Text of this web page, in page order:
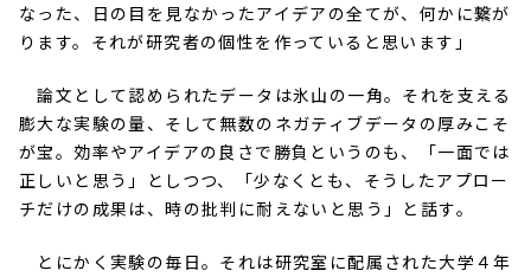
なった、日の目を見なかったアイデアの全てが、何かに繋が
ります。それが研究者の個性を作っていると思います」
論文として認められたデータは氷山の一角。それを支える
膨大な実験の量、そして無数のネガティブデータの厚みこそ
が宝。効率やアイデアの良さで勝負というのも、「一面では
正しいと思う」としつつ、「少なくとも、そうしたアプロー
チだけの成果は、時の批判に耐えないと思う」と話す。
とにかく実験の毎日。それは研究室に配属された大学４年